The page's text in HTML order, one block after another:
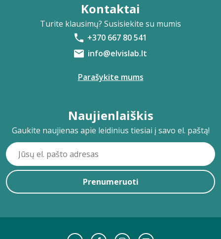
Kontaktai
Turite klausimų? Susisiekite su mumis
+370 667 80 541
info@elvislab.lt
Parašykite mums
Naujienlaiškis
Gaukite naujienas apie leidinius tiesiai į savo el. paštą!
Prenumeruoti